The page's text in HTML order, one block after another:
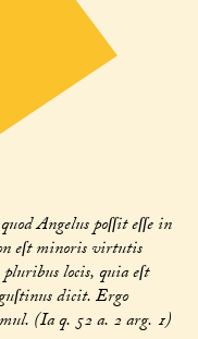
Angelus poſſit eſſe in
eſt minoris virtutis
locis, quia eſt
dicit. Ergo
(Ia q. 52 a. 2 arg. 1)